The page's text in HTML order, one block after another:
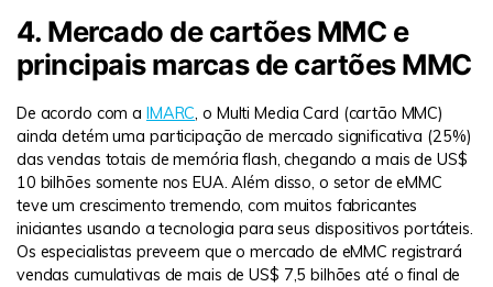
4. Mercado de cartões MMC e
principais marcas de cartões MMC
De acordo com a IMARC, o Multi Media Card (cartão MMC)
ainda detém uma participação de mercado significativa (25%)
das vendas totais de memória flash, chegando a mais de US$
10 bilhões somente nos EUA. Além disso, o setor de eMMC
teve um crescimento tremendo, com muitos fabricantes
iniciantes usando a tecnologia para seus dispositivos portáteis.
Os especialistas preveem que o mercado de eMMC registrará
vendas cumulativas de mais de US$ 7,5 bilhões até o final de